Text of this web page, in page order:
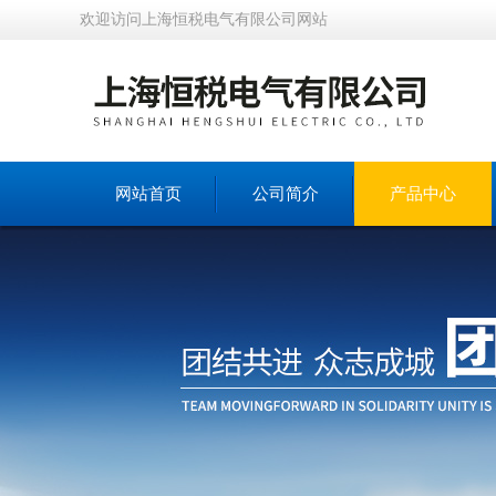
欢迎访问上海恒税电气有限公司网站
网站首页 公司简介 产品中心